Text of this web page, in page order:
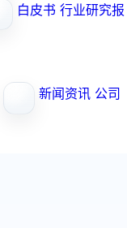
白皮书 行业研究报
新闻资讯 公司